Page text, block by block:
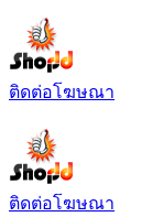
ติดต่อโฆษณา
ติดต่อโฆษณา